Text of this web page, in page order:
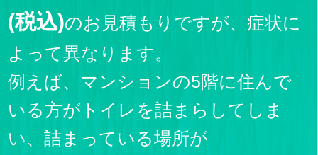
(税込)のお見積もりですが、症状に
よって異なります。
例えば、マンションの5階に住んで
いる方がトイレを詰まらしてしま
い、詰まっている場所が